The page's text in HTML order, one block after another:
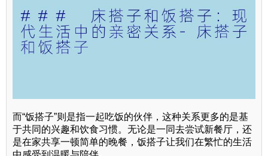
而“饭搭子”则是指一起吃饭的伙伴，这种关系更多的是基
于共同的兴趣和饮食习惯。无论是一同去尝试新餐厅，还
是在家共享一顿简单的晚餐，饭搭子让我们在繁忙的生活